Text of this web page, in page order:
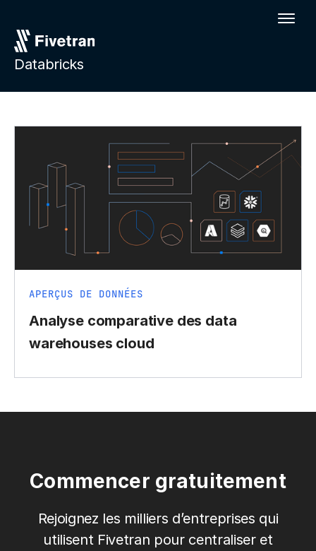
Databricks
APERÇUS DE DONNÉES
Analyse comparative des data
warehouses cloud
Commencer gratuitement
Rejoignez les milliers d’entreprises qui
utilisent Fivetran pour centraliser et